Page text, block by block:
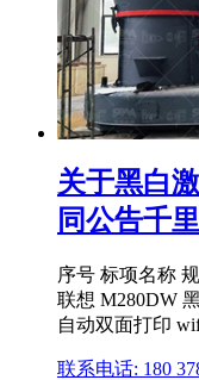
关于黑白
同公告千
序号 标项名称
联想 M280DW
自动双面打印
联系电话: 180